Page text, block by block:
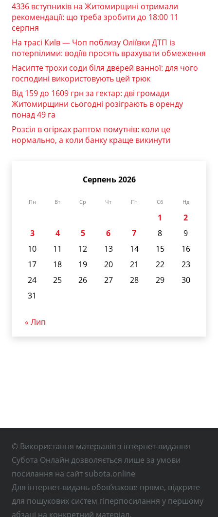
4336 вступників на Житомирщині отримали
рекомендації: що треба зробити до 18:00 11
серпня
На трасі Київ — Чоп поблизу Оліївки ДТП із
потерпілими: водіїв просять врахувати обмеження
Насипте трохи соди біля дверей ванної: для чого
господині використовують цей трюк
Від 159 до 1609 грн за гектар: дві громади
Житомирщини сьогодні розіграють в оренду
понад 49 га
Розсіл в огірках раптом помутнів: коли це
нормально, а коли банку краще викинути
Серпень 2026
Пн Вт Ср Чт Пт Сб Нд
1
2
3
4 5 6 7 8
9
10
11 12 13 14 15
16
17
18 19 20 21 22
23
24
25 26 27 28 29
30
31
« Лип
© Використання матеріалів з інтернет-видання
Субота Онлайн дозволяється лише за умови
посилання на сайт subota.online
Для інтернет-видань обов’язкове пряме, відкрите
для пошукових систем гіперпосилання у першому
абзаці на конкретний матеріал.